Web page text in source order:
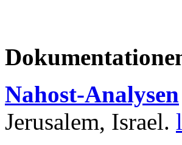
Nahost-Analysen
Jerusalem, Israel.